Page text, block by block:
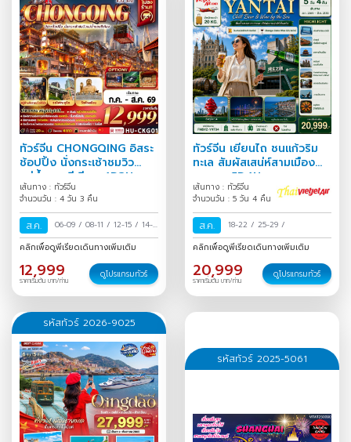
ทัวร์จีน CHONGQING อิสระ
ช้อปปิ้ง นั่งกระเช้าชมวิว
แม่น้ำแยงซีเกียง 4D3N
เส้นทาง : ทัวร์จีน
จำนวนวัน : 4 วัน 3 คืน
ส.ค. 06-09 / 08-11 / 12-15 / 14-
17/16-19/18-21/22-25/
24-27
ก.ย.
คลิกเพื่อดูพีเรียดเดินทางเพิ่มเติม
12,999
ราคาเริ่มต้น บาท/ท่าน
ดูโปรแกรมทัวร์
ทัวร์จีน เยียนไถ ชนแก้วริม
ทะเล สัมผัสเสน่ห์สามเมือง
ซานตง 5D4N
เส้นทาง : ทัวร์จีน
จำนวนวัน : 5 วัน 4 คืน
ส.ค. 18-22 / 25-29 /
คลิกเพื่อดูพีเรียดเดินทางเพิ่มเติม
20,999
ราคาเริ่มต้น บาท/ท่าน
ดูโปรแกรมทัวร์
รหัสทัวร์ 2026-9025
รหัสทัวร์ 2025-5061